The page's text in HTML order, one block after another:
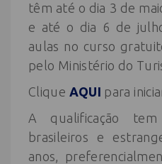
têm até o dia 3 de
e até o dia 6 de
aulas no curso
pelo Ministério do
Clique AQUI para
A qualificação
brasileiros e
anos,